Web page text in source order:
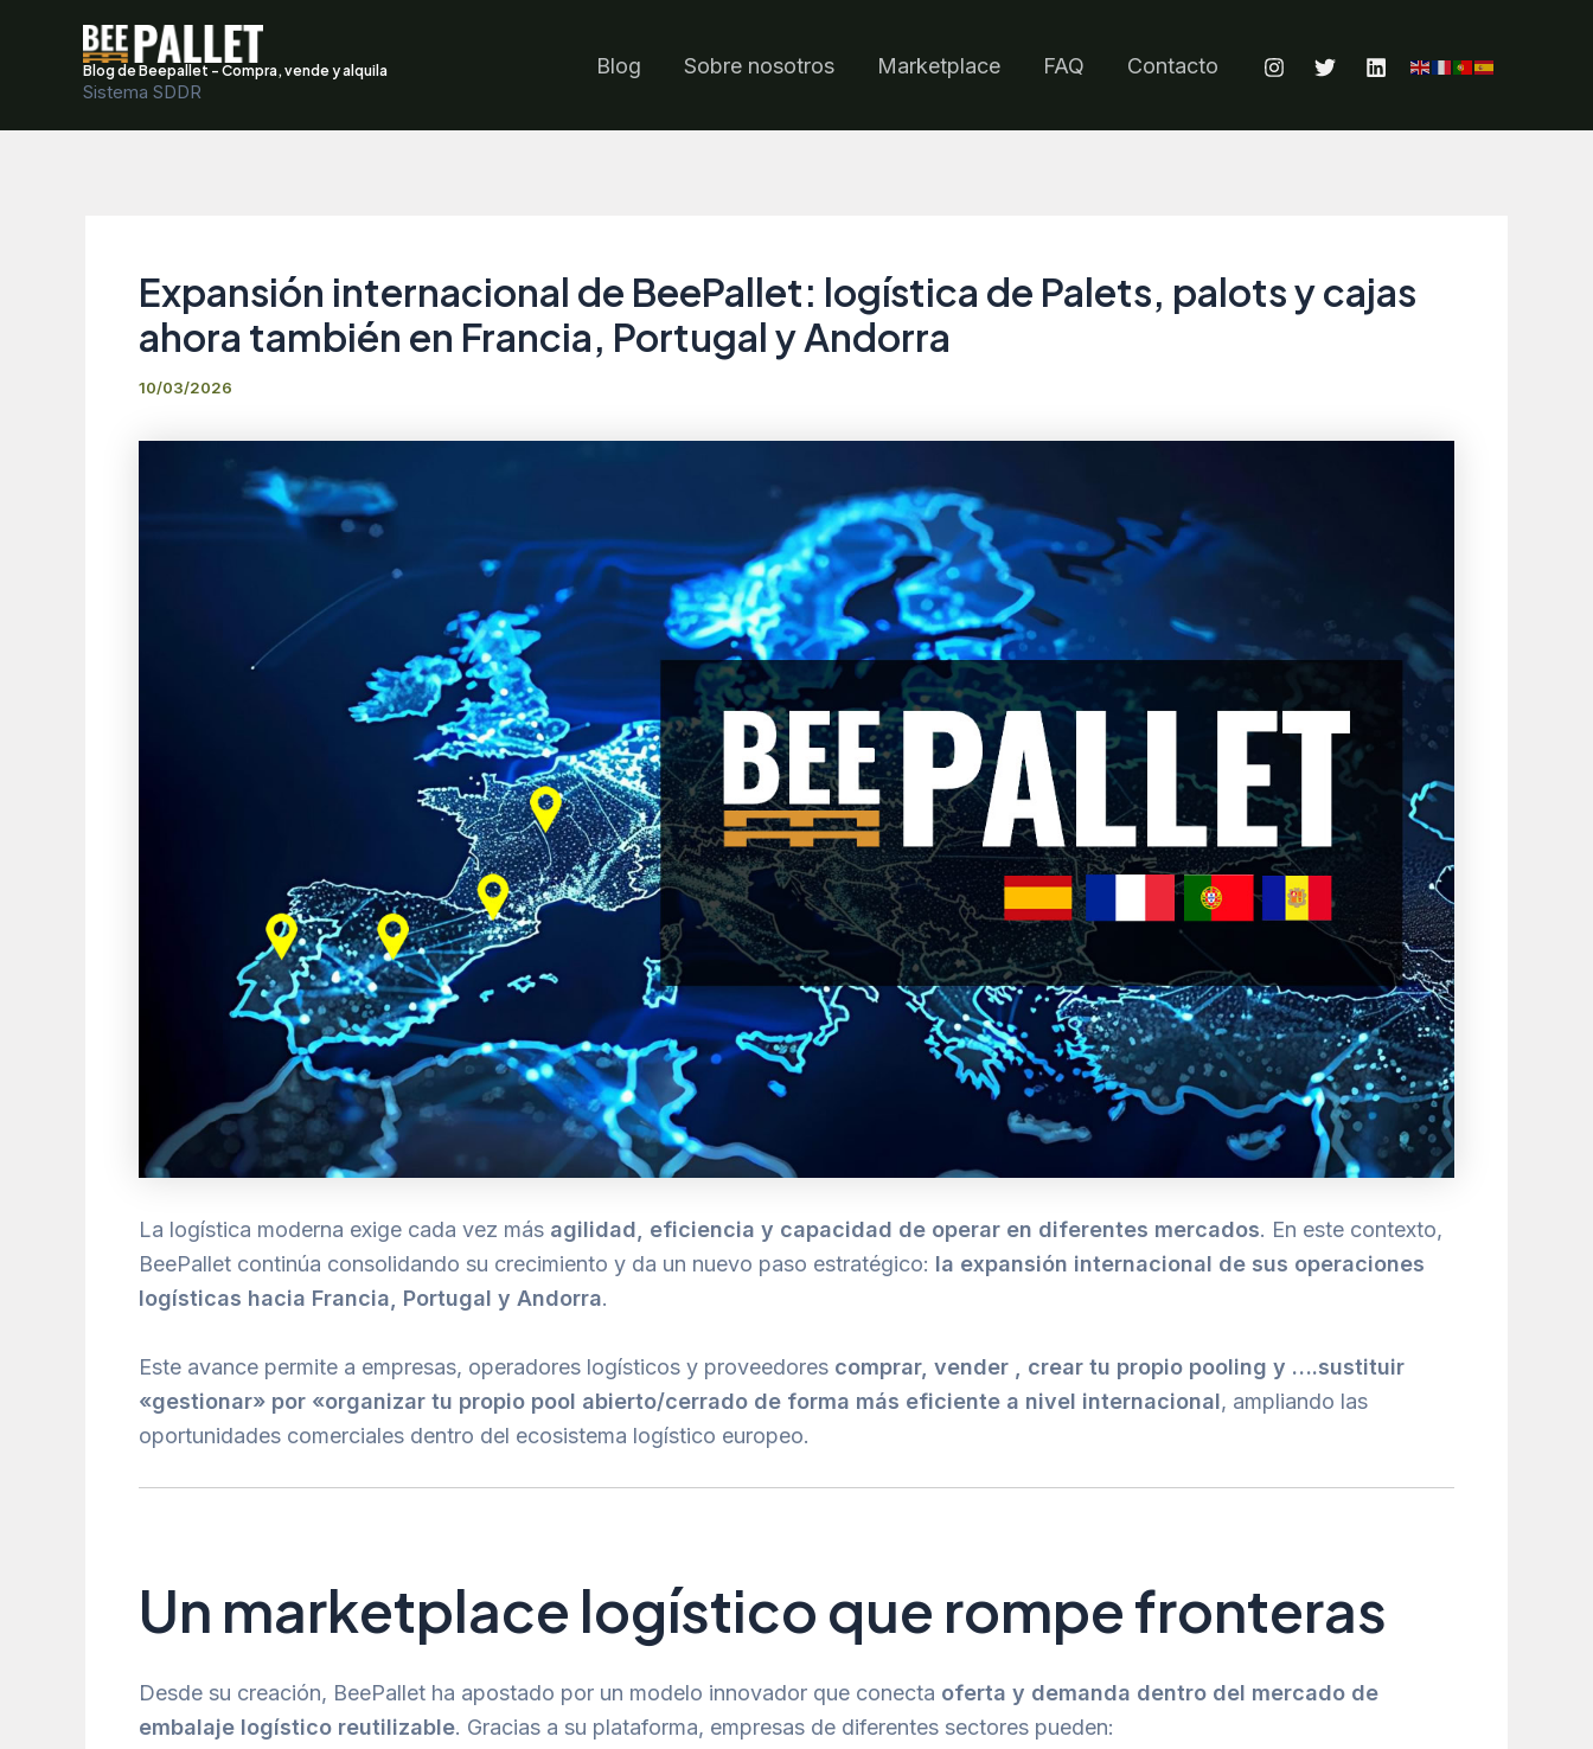
contenido
Blog de Beepallet - Compra, vende y alquila
Sistema SDDR
Blog Sobre nosotros Marketplace FAQ Contacto
Expansión internacional de BeePallet: logística de Palets, palots y cajas
ahora también en Francia, Portugal y Andorra
10/03/2026
La logística moderna exige cada vez más agilidad, eficiencia y capacidad de operar en diferentes mercados. En este contexto,
BeePallet continúa consolidando su crecimiento y da un nuevo paso estratégico: la expansión internacional de sus operaciones
logísticas hacia Francia, Portugal y Andorra.
Este avance permite a empresas, operadores logísticos y proveedores comprar, vender , crear tu propio pooling y ….sustituir
«gestionar» por «organizar tu propio pool abierto/cerrado de forma más eficiente a nivel internacional, ampliando las
oportunidades comerciales dentro del ecosistema logístico europeo.
Un marketplace logístico que rompe fronteras
Desde su creación, BeePallet ha apostado por un modelo innovador que conecta oferta y demanda dentro del mercado de
embalaje logístico reutilizable. Gracias a su plataforma, empresas de diferentes sectores pueden: